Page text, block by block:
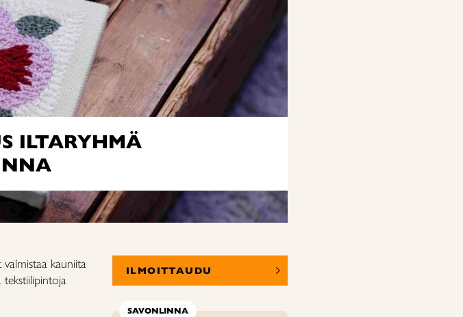
ILTARYHMÄ
kauniita
tekstiilipintoja
ILMOITTAUDU
SAVONLINNA